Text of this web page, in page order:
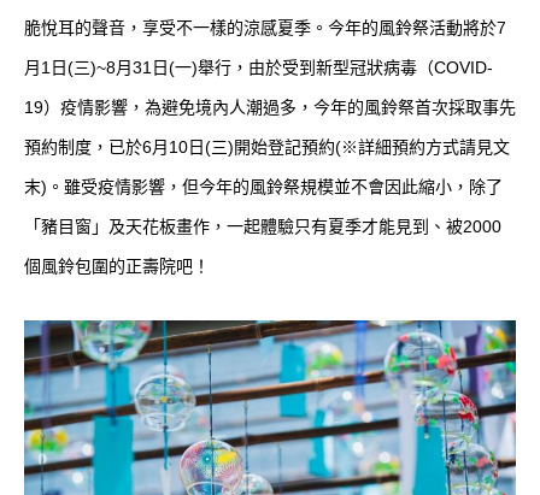
脆悅耳的聲音，享受不一樣的涼感夏季。今年的風鈴祭活動將於7
月1日(三)~8月31日(一)舉行，由於受到新型冠狀病毒（COVID-
19）疫情影響，為避免境內人潮過多，今年的風鈴祭首次採取事先
預約制度，已於6月10日(三)開始登記預約(※詳細預約方式請見文
末)。雖受疫情影響，但今年的風鈴祭規模並不會因此縮小，除了
「豬目窗」及天花板畫作，一起體驗只有夏季才能見到、被2000
個風鈴包圍的正壽院吧！